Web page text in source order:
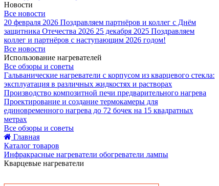
Новости
Все новости
20 февраля 2026 Поздравляем партнёров и коллег с Днём
защитника Отечества 2026 25 декабря 2025 Поздравляем
коллег и партнёров с наступающим 2026 годом!
Все новости
Использование нагревателей
Все обзоры и советы
Гальванические нагреватели с корпусом из кварцевого стекла:
эксплуатация в различных жидкостях и растворах
Производство композитной печи предварительного нагрева
Проектирование и создание термокамеры для
единовременного нагрева до 72 бочек на 15 квадратных
метрах
Все обзоры и советы
Главная
Каталог товаров
Инфракрасные нагреватели обогреватели лампы
Кварцевые нагреватели